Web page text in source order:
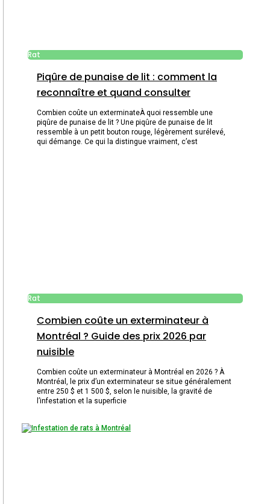
Rat
Piqûre de punaise de lit : comment la
reconnaître et quand consulter
Combien coûte un exterminateÀ quoi ressemble une
piqûre de punaise de lit ? Une piqûre de punaise de lit
ressemble à un petit bouton rouge, légèrement surélevé,
qui démange. Ce qui la distingue vraiment, c’est
Rat
Combien coûte un exterminateur à
Montréal ? Guide des prix 2026 par
nuisible
Combien coûte un exterminateur à Montréal en 2026 ? À
Montréal, le prix d’un exterminateur se situe généralement
entre 250 $ et 1 500 $, selon le nuisible, la gravité de
l’infestation et la superficie